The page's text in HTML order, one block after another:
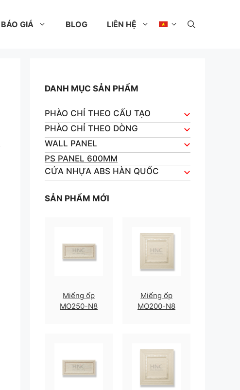
BÁO GIÁ BLOG LIÊN HỆ
DANH MỤC SẢN PHẨM
PHÀO CHỈ THEO CẤU TẠO
PHÀO CHỈ THEO DÒNG
WALL PANEL
PS PANEL 600MM
CỬA NHỰA ABS HÀN QUỐC
SẢN PHẨM MỚI
Miếng ốp
MO250-N8
Miếng ốp
MO200-N8